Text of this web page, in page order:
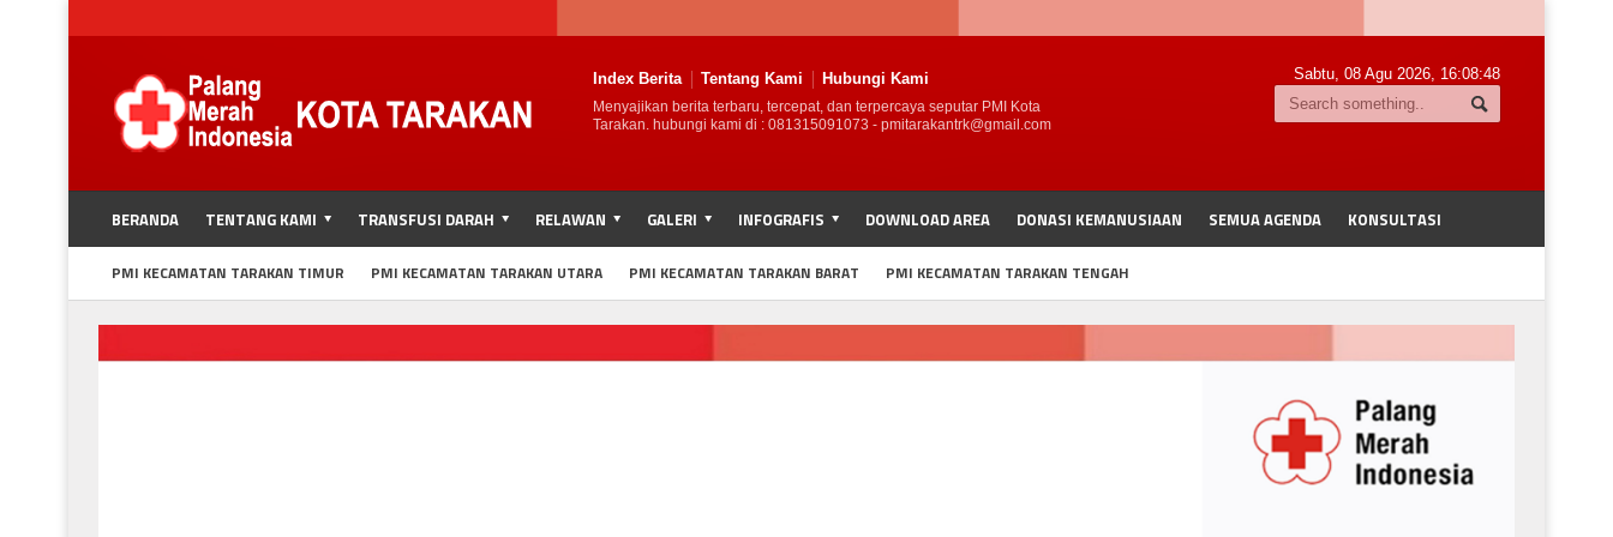
Index Berita Tentang Kami Hubungi Kami
Menyajikan berita terbaru, tercepat, dan terpercaya seputar PMI Kota
Tarakan. hubungi kami di : 081315091073 - pmitarakantrk@gmail.com
Sabtu, 08 Agu 2026, 16:08:48
BERANDA TENTANG KAMI TRANSFUSI DARAH RELAWAN GALERI INFOGRAFIS DOWNLOAD AREA DONASI KEMANUSIAAN SEMUA AGENDA KONSULTASI
PMI KECAMATAN TARAKAN TIMUR PMI KECAMATAN TARAKAN UTARA PMI KECAMATAN TARAKAN BARAT PMI KECAMATAN TARAKAN TENGAH